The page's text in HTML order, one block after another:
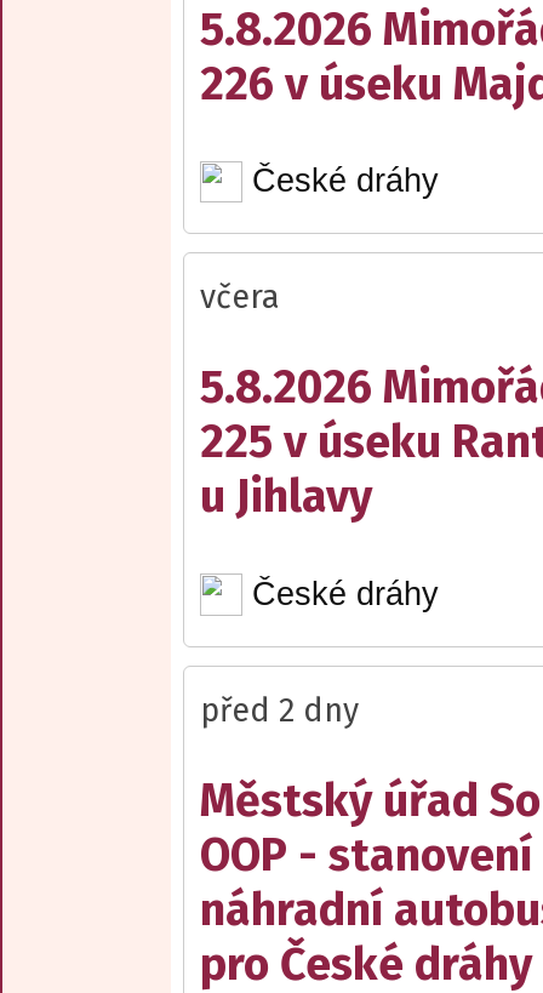
5.8.2026
226 v úseku
České dráhy
včera
5.8.2026
225 v úseku
u Jihlavy
České dráhy
před 2 dny
Městský úřad
OOP -
náhradní
pro České dráhy